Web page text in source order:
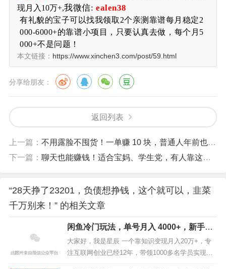
现月入10万+,我微信: ealen38
有礼貌的宝子可以找我领取2个亲测靠谱每月稳定2
000-6000+的靠谱小项目，只要认真去做，每个月5
000+不是问题！
本文链接： https://www.xinchen3.com/post/59.html
分享给朋友：
返回列表
上一篇： 不用露脸不囤货！一单赚 10 块，普通人年前也能赚几万的小生意
下一篇： 聊天也能赚钱！适合宝妈、学生党，有人靠这个月入 5000+
“28天挣了23201，负债想挣钱，这个就可以，韭菜
千万别来！” 的相关文章
闲鱼冷门玩法，单号月入 4000+，新手照
搬就能做
大家好，我是星辰 一个靠知识变现月入20万+，专
注互联网创业已经12年，带领1000多名学员实现月
入10万+，如果你对我还不够了解的，可以看看下面